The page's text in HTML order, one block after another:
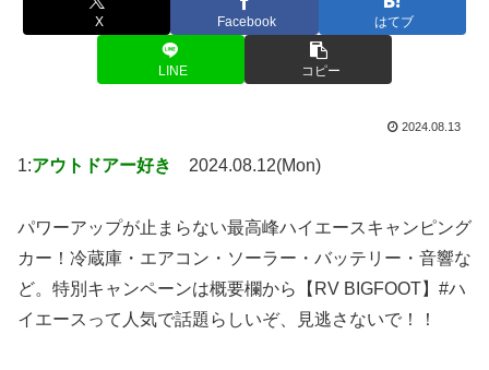
X Facebook はてブ
LINE コピー
2024.08.13
1:アウトドアー好き 2024.08.12(Mon)
パワーアップが止まらない最高峰ハイエースキャンピング
カー！冷蔵庫・エアコン・ソーラー・バッテリー・音響な
ど。特別キャンペーンは概要欄から【RV BIGFOOT】#ハ
イエースって人気で話題らしいぞ、見逃さないで！！